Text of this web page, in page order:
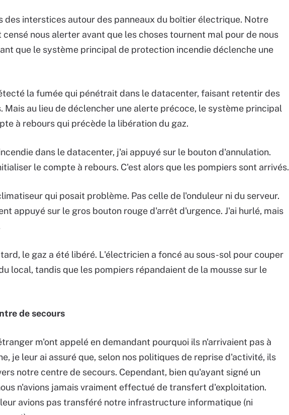
des interstices autour des panneaux du boîtier électrique. Notre
nous alerter avant que les choses tournent mal pour de nous
que le système principal de protection incendie déclenche une
la fumée qui pénétrait dans le datacenter, faisant retentir des
Mais au lieu de déclencher une alerte précoce, le système principal
à rebours qui précède la libération du gaz.
dans le datacenter, j'ai appuyé sur le bouton d'annulation.
le compte à rebours. C'est alors que les pompiers sont arrivés.
qui posait problème. Pas celle de l'onduleur ni du serveur.
appuyé sur le gros bouton rouge d'arrêt d'urgence. J'ai hurlé, mais
le gaz a été libéré. L'électricien a foncé au sous-sol pour couper
local, tandis que les pompiers répandaient de la mousse sur le
de secours
m'ont appelé en demandant pourquoi ils n'arrivaient pas à
je leur ai assuré que, selon nos politiques de reprise d'activité, ils
notre centre de secours. Cependant, bien qu'ayant signé un
n'avions jamais vraiment effectué de transfert d'exploitation.
avions pas transféré notre infrastructure informatique (ni